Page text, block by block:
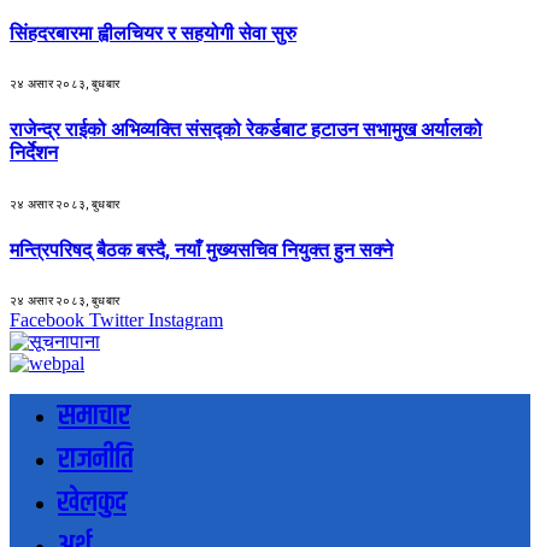
सिंहदरबारमा ह्वीलचियर र सहयोगी सेवा सुरु
२४ असार २०८३, बुधबार
राजेन्द्र राईको अभिव्यक्ति संसद्को रेकर्डबाट हटाउन सभामुख अर्यालको
निर्देशन
२४ असार २०८३, बुधबार
मन्त्रिपरिषद् बैठक बस्दै, नयाँ मुख्यसचिव नियुक्त हुन सक्ने
२४ असार २०८३, बुधबार
Facebook Twitter Instagram
समाचार
राजनीति
खेलकुद